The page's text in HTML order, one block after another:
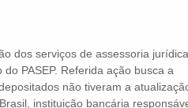
dos serviços de assessoria jurídica
PASEP. Referida ação busca a
não tiveram a
instituição bancária